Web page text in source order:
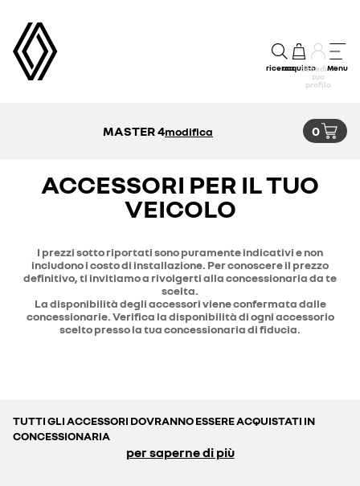
ricercaacquistoaccedi al
tuo
profilo
Menu
MASTER 4modifica 0
ACCESSORI PER IL TUO
VEICOLO
I prezzi sotto riportati sono puramente indicativi e non
includono i costo di installazione. Per conoscere il prezzo
definitivo, ti invitiamo a rivolgerti alla concessionaria da te
scelta.
La disponibilità degli accessori viene confermata dalle
concessionarie. Verifica la disponibilità di ogni accessorio
scelto presso la tua concessionaria di fiducia.
TUTTI GLI ACCESSORI DOVRANNO ESSERE ACQUISTATI IN
CONCESSIONARIA
per saperne di più